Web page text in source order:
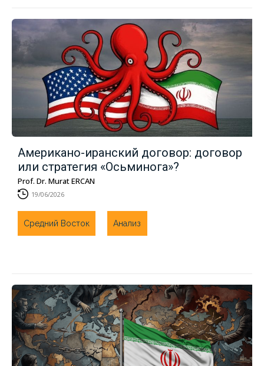
Американо-иранский договор: договор
или стратегия «Осьминога»?
Prof. Dr. Murat ERCAN
19/06/2026
Средний Восток Анализ